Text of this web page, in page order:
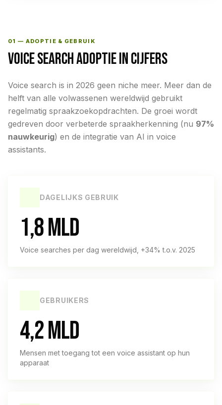
01 — ADOPTIE & GEBRUIK
VOICE SEARCH ADOPTIE IN CIJFERS
Voice search is in 2026 geen niche meer. Meer dan de
helft van alle volwassenen wereldwijd gebruikt
regelmatig spraakzoekopdrachten. De groei wordt
gedreven door verbeterde spraakherkenning (nu 97%
nauwkeurig) en de integratie van AI in voice
assistants.
DAGELIJKS GEBRUIK
1,8 MLD
Voice searches per dag wereldwijd, +34% t.o.v. 2025
GEBRUIKERS
4,2 MLD
Mensen met toegang tot een voice assistant op hun
apparaat